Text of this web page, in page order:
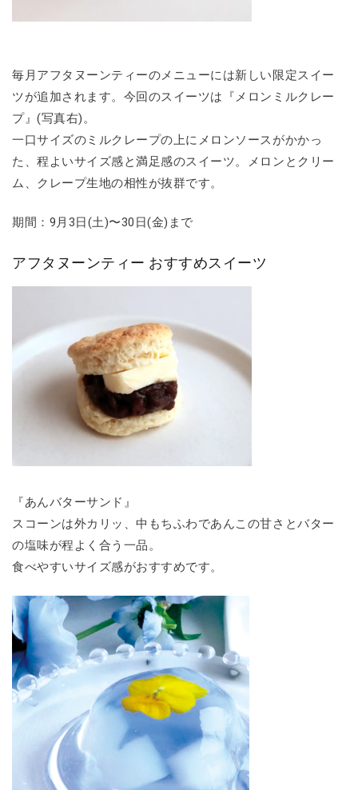
毎月アフタヌーンティーのメニューには新しい限定スイー
ツが追加されます。今回のスイーツは『メロンミルクレー
プ』(写真右)。
一口サイズのミルクレープの上にメロンソースがかかっ
た、程よいサイズ感と満足感のスイーツ。メロンとクリー
ム、クレープ生地の相性が抜群です。
期間：9月3日(土)〜30日(金)まで
アフタヌーンティー おすすめスイーツ
『あんバターサンド』
スコーンは外カリッ、中もちふわであんこの甘さとバター
の塩味が程よく合う一品。
食べやすいサイズ感がおすすめです。